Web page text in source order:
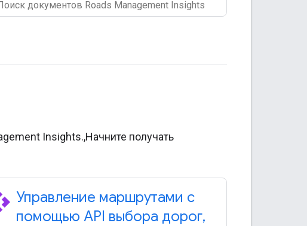
Insights.,Начните получать
Управление маршрутами с
помощью API выбора дорог,